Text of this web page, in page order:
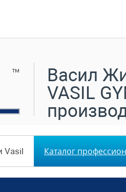
Васил
VASIL
Vasil Каталог